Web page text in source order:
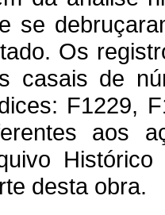
se
Os
casais de
F1229,
aos
desta obra.